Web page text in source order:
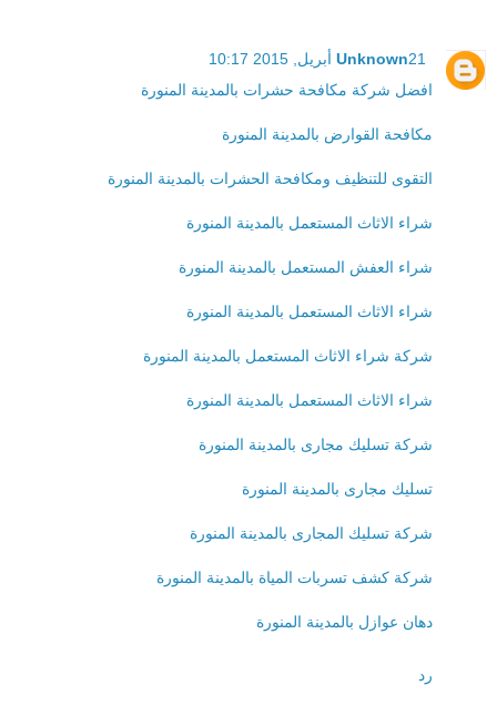
Unknown21 أبريل, 2015 10:17
افضل شركة مكافحة حشرات بالمدينة المنورة
مكافحة القوارض بالمدينة المنورة
التقوى للتنظيف ومكافحة الحشرات بالمدينة المنورة
شراء الاثاث المستعمل بالمدينة المنورة
شراء العفش المستعمل بالمدينة المنورة
شراء الاثاث المستعمل بالمدينة المنورة
شركة شراء الاثاث المستعمل بالمدينة المنورة
شراء الاثاث المستعمل بالمدينة المنورة
شركة تسليك مجارى بالمدينة المنورة
تسليك مجارى بالمدينة المنورة
شركة تسليك المجارى بالمدينة المنورة
شركة كشف تسربات المياة بالمدينة المنورة
دهان عوازل بالمدينة المنورة
رد